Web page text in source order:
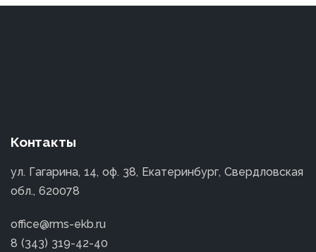
Контакты
ул. Гагарина, 14, оф. 38, Екатеринбург, Свердловская
обл., 620078
office@rms-ekb.ru
8 (343) 319-42-40